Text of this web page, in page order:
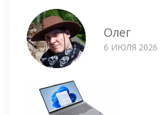
Олег
6 ИЮЛЯ 2026